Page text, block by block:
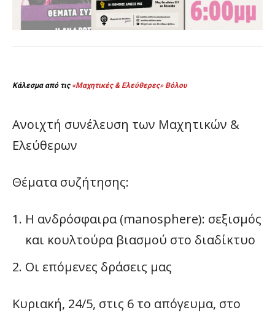
Κάλεσμα από τις «Μαχητικές & Ελεύθερες» Βόλου
Ανοιχτή συνέλευση των Μαχητικών &
Ελεύθερων
Θέματα συζήτησης:
Η ανδρόσφαιρα (manosphere): σεξισμός
και κουλτούρα βιασμού στο διαδίκτυο
Οι επόμενες δράσεις μας
Κυριακή, 24/5, στις 6 το απόγευμα, στο